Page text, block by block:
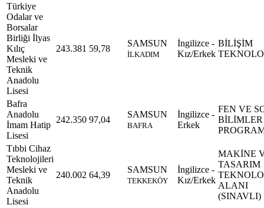
Türkiye
Odalar ve
Borsalar
Birliği İlyas
Kılıç
Mesleki ve
Teknik
Anadolu
Lisesi
243.381 59,78
SAMSUN
İLKADIM
İngilizce -
Kız/Erkek
BİLİŞİM
Bafra
Anadolu
İmam Hatip
Lisesi
242.350 97,04
SAMSUN
BAFRA
İngilizce -
Erkek
FEN VE
BİLİMLER
Tıbbi Cihaz
Teknolojileri
Mesleki ve
Teknik
Anadolu
Lisesi
240.002 64,39
SAMSUN
TEKKEKÖY
İngilizce -
Kız/Erkek
MAKİNE
TASARIM
ALANI
(SINAVLI)